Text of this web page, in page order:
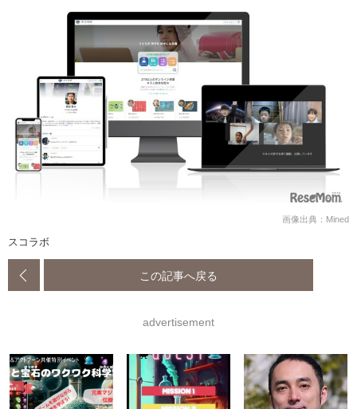
画像出典：Mined
スコラボ
この記事へ戻る
advertisement